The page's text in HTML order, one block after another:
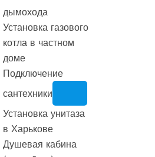
дымохода
Установка газового
котла в частном
доме
Подключение
сантехники
Установка унитаза
в Харькове
Душевая кабина